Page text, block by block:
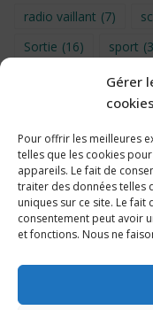
Gérer
cookies
Pour offrir les meilleures
telles que les cookies
appareils. Le fait de
traiter des données telles
uniques sur ce site. Le
consentement peut avoir
et fonctions. Nous ne
radio vaillant (7)
Sortie (16) sport
UNSS (9)
Voyage
Voyage à Bruxelles
éco-délégués (7)